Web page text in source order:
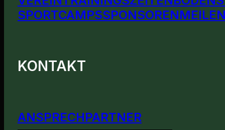
SPORTCAMPSSPONSOREN
KONTAKT
ANSPRECHPARTNER